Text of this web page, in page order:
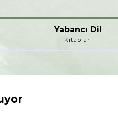
Yabancı Dil
Kitapları